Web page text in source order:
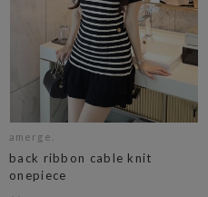
amerge.
back ribbon cable knit
onepiece